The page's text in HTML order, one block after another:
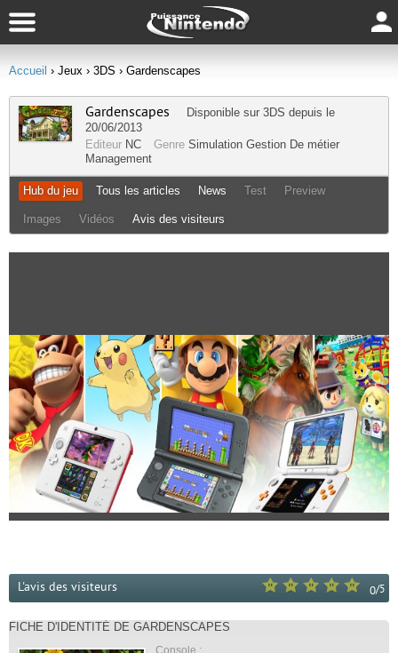
Accueil › Jeux › 3DS › Gardenscapes
Gardenscapes Disponible sur 3DS depuis le
20/06/2013
Editeur NC Genre Simulation Gestion De métier
Management
Hub du jeu Tous les articles News Test Preview
Images Vidéos Avis des visiteurs
0/5
L'avis des visiteurs
FICHE D'IDENTITÉ DE GARDENSCAPES
Console :